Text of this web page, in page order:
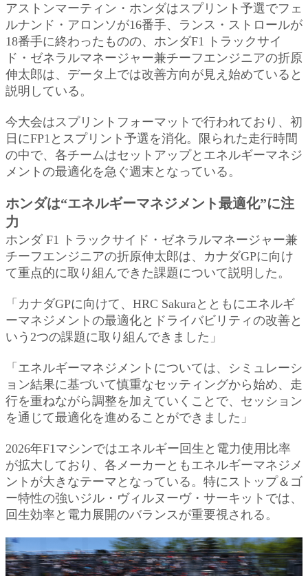
アストンマーティン・ホンダはスプリント予選でフェ
ルナンド・アロンソが16番手、ランス・ストロールが
18番手に終わったものの、ホンダF1 トラックサイ
ド・ゼネラルマネージャー兼チーフエンジニアの折原
伸太郎は、データ上では改善方向が見え始めていると
説明している。
今大会はスプリントフォーマットで行われており、初
日にFP1とスプリント予選を消化。限られた走行時間
の中で、各チームはセットアップとエネルギーマネジ
メントの最適化を急ぐ週末となっている。
ホンダは“エネルギーマネジメント最適化”に注
力
ホンダ F1 トラックサイド・ゼネラルマネージャー兼
チーフエンジニアの折原伸太郎は、カナダGPに向け
て重点的に取り組んできた課題について説明した。
「カナダGPに向けて、HRC Sakuraとともにエネルギ
ーマネジメントの最適化とドライバビリティの改善と
いう2つの課題に取り組んできました」
「エネルギーマネジメントについては、シミュレーシ
ョン結果に基づいて慎重なセッティングから始め、走
行を重ねながら調整を加えていくことで、セッション
を通じて最適化を進めることができました」
2026年F1マシンではエネルギー回生と電力使用比率
が拡大しており、各メーカーともエネルギーマネジメ
ントが大きなテーマとなっている。特にストップ＆ゴ
ー特性の強いジル・ヴィルヌーヴ・サーキットでは、
回生効率と電力展開のバランスが重要視される。